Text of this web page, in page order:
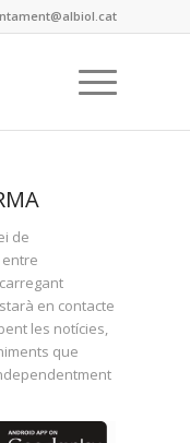
de
en contacte
les notícies,
que